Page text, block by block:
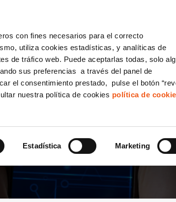
con fines necesarios para el correcto
utiliza cookies estadísticas, y analíticas de
de tráfico web. Puede aceptarlas todas, solo
sus preferencias a través del panel de
el consentimiento prestado, pulse el botón
nuestra política de cookies política de
Estadística Marketing
ECOMMERCE LSSI CANAL DENUNCIAS
IMPLICA
LA PROTECCIÓN